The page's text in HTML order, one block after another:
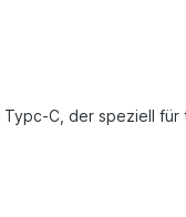
C, der speziell